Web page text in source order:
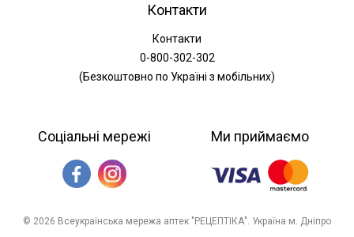
Контакти
Контакти
0-800-302-302
(Безкоштовно по Україні з мобільних)
Соціальні мережі Ми приймаємо
© 2026 Всеукраїнська мережа аптек "РЕЦЕПТІКА". Україна м. Дніпро